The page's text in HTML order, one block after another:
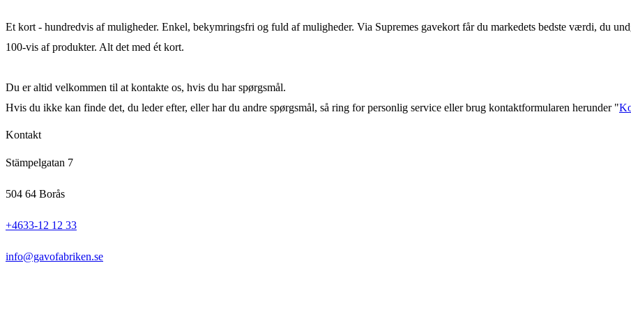
Et kort - hundredvis af muligheder. Enkel, bekymringsfri og fuld af muligheder. Via Supremes gavekort får du markedets bedste værdi, du
100-vis af produkter. Alt det med ét kort.
Du er altid velkommen til at kontakte os, hvis du har spørgsmål.
Hvis du ikke kan finde det, du leder efter, eller har du andre spørgsmål, så ring for personlig service eller brug kontaktformularen herunder "
Kontakt
Stämpelgatan 7
504 64 Borås
+4633-12 12 33
info@gavofabriken.se